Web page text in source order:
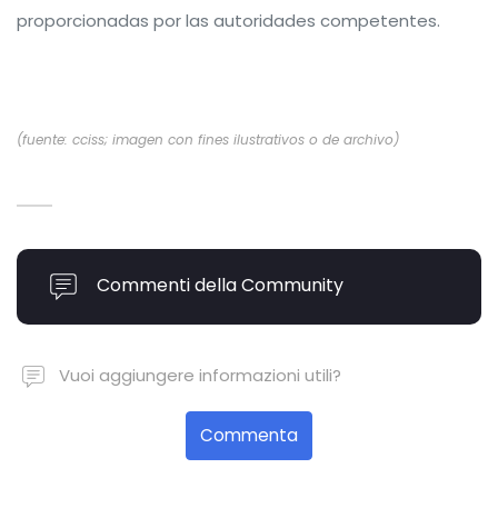
proporcionadas por las autoridades competentes.
(fuente: cciss; imagen con fines ilustrativos o de archivo)
Commenti della Community
Vuoi aggiungere informazioni utili?
Commenta